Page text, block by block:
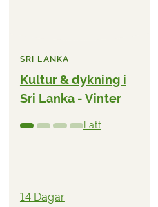
SRI LANKA
Kultur & dykning i
Sri Lanka - Vinter
Lätt
14 Dagar